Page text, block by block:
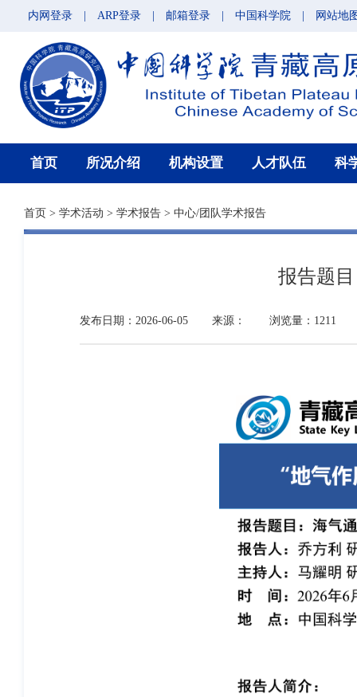
内网登录 ARP登录 邮箱登录 中国科学院 网站地
首页 所况介绍 机构设置 人才队伍 科
首页 > 学术活动 > 学术报告 > 中心/团队学术报告
报告题
发布日期：2026-06-05 来源： 浏览量：1211